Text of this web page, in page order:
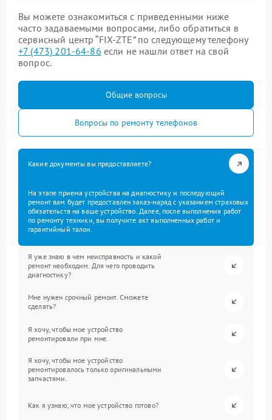
Вы можете ознакомиться с приведенными ниже
часто задаваемыми вопросами, либо обратиться в
сервисный центр “FIX-ZTE” по следующему телефону
+7 (473) 201-64-86 если не нашли ответ на свой
вопрос.
Общие вопросы
Вопросы по ремонту телефонов
Какие документы вы предоставляете?
На этапе приема устройства на диагностику и последующий
ремонт вам будет предоставлен заказ-наряд с указанием страховых
обязательств на ваше устройство. Далее, после выполнения работ
по ремонту техники, вы получите акт выполненных работ и
гарантийный талон.
Я уже знаю в чем неисправность и какой
ремонт необходим. Для чего проводить
диагностику?
Мне нужен срочный ремонт. Сможете
сделать?
Я хочу, чтобы мое устройство
ремонтировали при мне.
Я хочу, чтобы мое устройство
ремонтировалось только оригинальными
запчастями.
Как я узнаю, что мое устройство готово?